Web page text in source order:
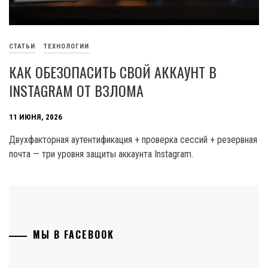
СТАТЬИ ТЕХНОЛОГИИ
КАК ОБЕЗОПАСИТЬ СВОЙ АККАУНТ В
INSTAGRAM ОТ ВЗЛОМА
11 ИЮНЯ, 2026
Двухфакторная аутентификация + проверка сессий + резервная
почта — три уровня защиты аккаунта Instagram.
МЫ В FACEBOOK